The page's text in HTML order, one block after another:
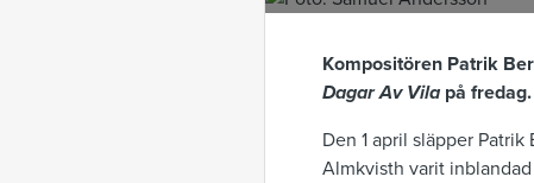
Kompositören Patrik
Dagar Av Vila på fredag.
Den 1 april släpper
Almkvisth varit